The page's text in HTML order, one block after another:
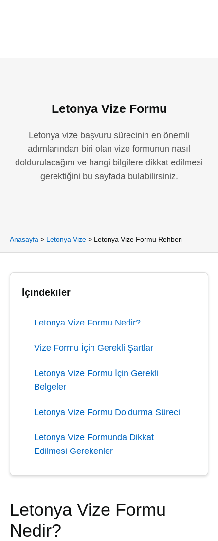
Letonya Vize Formu
Letonya vize başvuru sürecinin en önemli
adımlarından biri olan vize formunun nasıl
doldurulacağını ve hangi bilgilere dikkat edilmesi
gerektiğini bu sayfada bulabilirsiniz.
Anasayfa > Letonya Vize > Letonya Vize Formu Rehberi
İçindekiler
Letonya Vize Formu Nedir?
Vize Formu İçin Gerekli Şartlar
Letonya Vize Formu İçin Gerekli
Belgeler
Letonya Vize Formu Doldurma Süreci
Letonya Vize Formunda Dikkat
Edilmesi Gerekenler
Letonya Vize Formu
Nedir?